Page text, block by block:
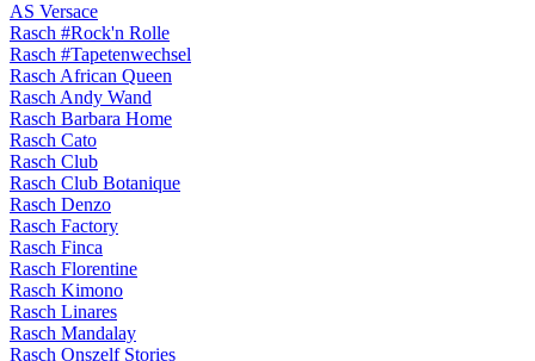
AS Versace
Rasch #Rock'n Rolle
Rasch #Tapetenwechsel
Rasch African Queen
Rasch Andy Wand
Rasch Barbara Home
Rasch Cato
Rasch Club
Rasch Club Botanique
Rasch Denzo
Rasch Factory
Rasch Finca
Rasch Florentine
Rasch Kimono
Rasch Linares
Rasch Mandalay
Rasch Onszelf Stories